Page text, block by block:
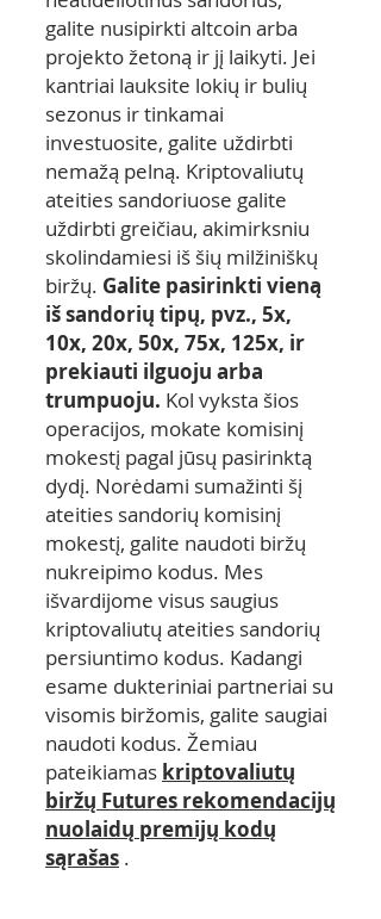
galite nusipirkti altcoin arba
projekto žetoną ir jį laikyti. Jei
kantriai lauksite lokių ir bulių
sezonus ir tinkamai
investuosite, galite uždirbti
nemažą pelną. Kriptovaliutų
ateities sandoriuose galite
uždirbti greičiau, akimirksniu
skolindamiesi iš šių milžiniškų
biržų. Galite pasirinkti vieną
iš sandorių tipų, pvz., 5x,
10x, 20x, 50x, 75x, 125x, ir
prekiauti ilguoju arba
trumpuoju. Kol vyksta šios
operacijos, mokate komisinį
mokestį pagal jūsų pasirinktą
dydį. Norėdami sumažinti šį
ateities sandorių komisinį
mokestį, galite naudoti biržų
nukreipimo kodus. Mes
išvardijome visus saugius
kriptovaliutų ateities sandorių
persiuntimo kodus. Kadangi
esame dukteriniai partneriai su
visomis biržomis, galite saugiai
naudoti kodus. Žemiau
pateikiamas kriptovaliutų
biržų Futures rekomendacijų
nuolaidų premijų kodų
sąrašas .